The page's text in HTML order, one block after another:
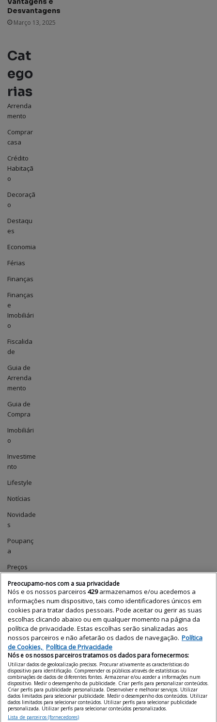
Desvantagens
Março 13, 2025
Cat
ego
rias
Arrenda
mento
Comprar
casa
Crédito
Habitaçã
o
Decoraçã
o
Destaqu
es
Economia
Férias
Finanças
Finanças
e
Imobiliári
o
Fiscalida
de
Guia de
Arrenda
mento
Guia de
Compra
Imobiliári
o
Investime
nto
Lifestyle
Notícias
Novidade
s
Poupanç
a
Preços
casas
Profissio
nais
Relatório
de
Preços
Tecnologi
a
Uncatego
rized
Vender
Preocupamo-nos com a sua privacidade
Nós e os nossos parceiros 429armazenamos e/ou acedemos a
informações num dispositivo, tais como identificadores únicos em
cookies para tratar dados pessoais. Pode aceitar ou gerir as suas
escolhas clicando abaixo ou em qualquer momento na página da
política de privacidade. Estas escolhas serão sinalizadas aos
nossos parceiros e não afetarão os dados de navegação. Política
de Cookies, Política de Privacidade
Nós e os nossos parceiros tratamos os dados para fornecermos:
Utilizar dados de geolocalização precisos. Procurar ativamente as características do
dispositivo para identificação. Compreender os públicos através de estatísticas ou
combinações de dados de diferentes fontes. Armazenar e/ou aceder a informações num
dispositivo. Medir o desempenho da publicidade. Criar perfis para personalizar conteúdos.
Criar perfis para publicidade personalizada. Desenvolver e melhorar serviços. Utilizar
dados limitados para selecionar publicidade. Medir o desempenho dos conteúdos. Utilizar
dados limitados para selecionar conteúdos. Utilizar perfis para selecionar publicidade
personalizada. Utilizar perfis para selecionar conteúdos personalizados.
Lista de parceiros (fornecedores)